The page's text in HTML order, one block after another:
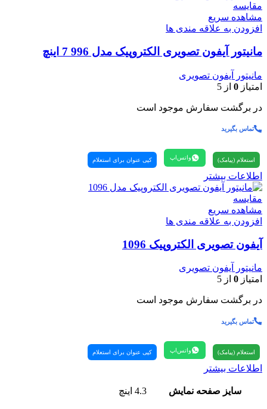
مقایسه
مشاهده سریع
افزودن به علاقه مندی ها
مانیتور آیفون تصویری الکتروپیک مدل 996 7 اینچ
مانیتور آیفون تصویری
امتیاز 0 از 5
در برگشت سفارش موجود است
تماس بگیرید
استعلام (پیامک) واتس‌اپ کپی عنوان برای استعلام
اطلاعات بیشتر
مقایسه
مشاهده سریع
افزودن به علاقه مندی ها
آیفون تصویری الکتروپیک 1096
مانیتور آیفون تصویری
امتیاز 0 از 5
در برگشت سفارش موجود است
تماس بگیرید
استعلام (پیامک) واتس‌اپ کپی عنوان برای استعلام
اطلاعات بیشتر
سایز صفحه نمایش 4.3 اینچ